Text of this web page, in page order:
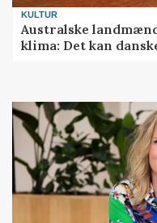
KULTUR
Australske
klima: Det kan